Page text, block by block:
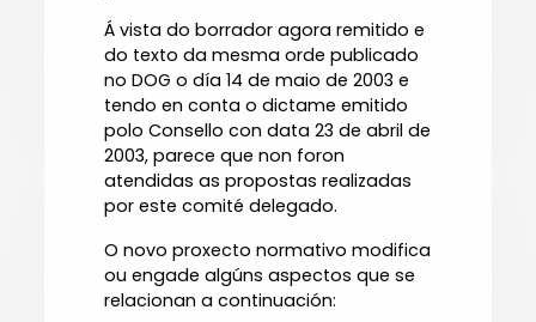
Á vista do borrador agora remitido e
do texto da mesma orde publicado
no DOG o día 14 de maio de 2003 e
tendo en conta o dictame emitido
polo Consello con data 23 de abril de
2003, parece que non foron
atendidas as propostas realizadas
por este comité delegado.
O novo proxecto normativo modifica
ou engade algúns aspectos que se
relacionan a continuación: